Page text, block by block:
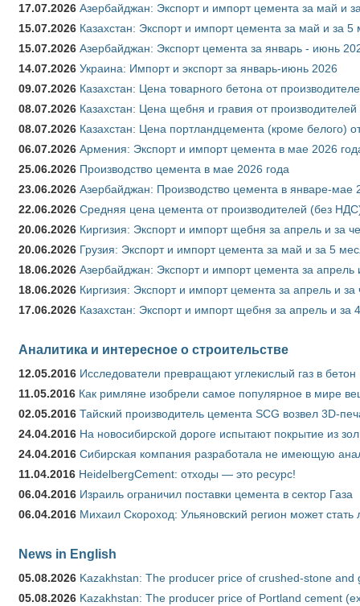
17.07.2026 Азербайджан: Экспорт и импорт цемента за май и
15.07.2026 Казахстан: Экспорт и импорт цемента за май и за
15.07.2026 Азербайджан: Экспорт цемента за январь - июнь
14.07.2026 Украина: Импорт и экспорт за январь-июнь 2026
09.07.2026 Казахстан: Цена товарного бетона от
08.07.2026 Казахстан: Цена щебня и гравия от
08.07.2026 Казахстан: Цена портландцемента (кроме белого)
06.07.2026 Армения: Экспорт и импорт цемента в мае 2026
25.06.2026 Производство цемента в мае 2026 года
23.06.2026 Азербайджан: Производство цемента в январе-мае
22.06.2026 Средняя цена цемента от производителей (без
20.06.2026 Киргизия: Экспорт и импорт щебня за апрель и за
20.06.2026 Грузия: Экспорт и импорт цемента за май и за 5
18.06.2026 Азербайджан: Экспорт и импорт цемента за
18.06.2026 Киргизия: Экспорт и импорт цемента за апрель и
17.06.2026 Казахстан: Экспорт и импорт щебня за апрель и за
Аналитика и интересное о строительстве
12.05.2016 Исследователи превращают углекислый газ в бетон
11.05.2016 Как римляне изобрели самое популярное в мире
02.05.2016 Тайский производитель цемента SCG возвел 3D-
24.04.2016 На новосибирской дороге испытают покрытие из
24.04.2016 Сибирская компания разработала не имеющую
11.04.2016 HeidelbergCement: отходы — это ресурс!
06.04.2016 Израиль ограничил поставки цемента в сектор Газа
06.04.2016 Михаил Скороход: Ульяновский регион может
News in English
05.08.2026 Kazakhstan: The producer price of crushed-stone and
05.08.2026 Kazakhstan: The producer price of Portland cement